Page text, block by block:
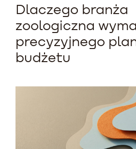
Dlaczego branża
zoologiczna
precyzyjnego
budżetu